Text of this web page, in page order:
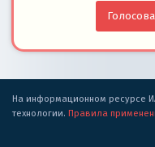
На информационном ресурсе
технологии. Правила